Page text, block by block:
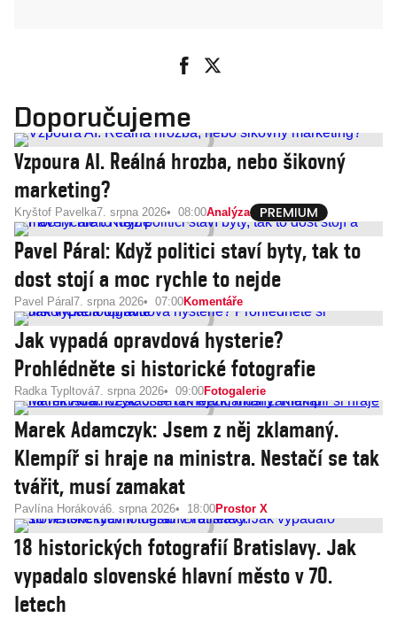
Doporučujeme
Vzpoura AI. Reálná hrozba, nebo šikovný
marketing?
Kryštof Pavelka7. srpna 2026 08:00Analýza
Pavel Páral: Když politici staví byty, tak to
dost stojí a moc rychle to nejde
Pavel Páral 7. srpna 2026 07:00Komentáře
Jak vypadá opravdová hysterie?
Prohlédněte si historické fotografie
Radka Typltová7. srpna 2026 09:00Fotogalerie
Marek Adamczyk: Jsem z něj zklamaný.
Klempíř si hraje na ministra. Nestačí se tak
tvářit, musí zamakat
Pavlína Horáková6. srpna 2026 18:00Prostor X
18 historických fotografií Bratislavy. Jak
vypadalo slovenské hlavní město v 70.
letech